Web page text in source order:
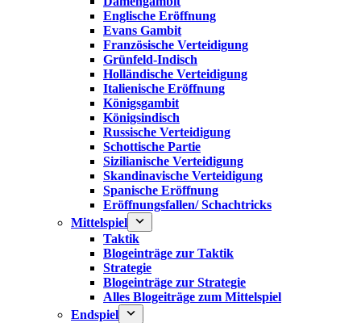
Englische Eröffnung
Evans Gambit
Französische Verteidigung
Grünfeld-Indisch
Holländische Verteidigung
Italienische Eröffnung
Königsgambit
Königsindisch
Russische Verteidigung
Schottische Partie
Sizilianische Verteidigung
Skandinavische Verteidigung
Spanische Eröffnung
Eröffnungsfallen/ Schachtricks
Mittelspiel
Taktik
Blogeinträge zur Taktik
Strategie
Blogeinträge zur Strategie
Alles Blogeiträge zum Mittelspiel
Endspiel